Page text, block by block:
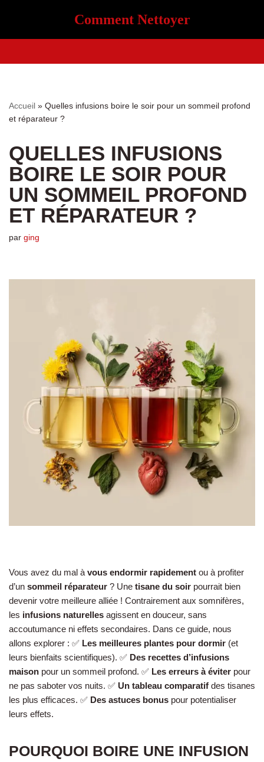
Comment Nettoyer
Accueil » Quelles infusions boire le soir pour un sommeil profond
et réparateur ?
QUELLES INFUSIONS
BOIRE LE SOIR POUR
UN SOMMEIL PROFOND
ET RÉPARATEUR ?
par ging
Vous avez du mal à vous endormir rapidement ou à profiter
d’un sommeil réparateur ? Une tisane du soir pourrait bien
devenir votre meilleure alliée ! Contrairement aux somnifères,
les infusions naturelles agissent en douceur, sans
accoutumance ni effets secondaires. Dans ce guide, nous
allons explorer : ✅ Les meilleures plantes pour dormir (et
leurs bienfaits scientifiques). ✅ Des recettes d’infusions
maison pour un sommeil profond. ✅ Les erreurs à éviter pour
ne pas saboter vos nuits. ✅ Un tableau comparatif des tisanes
les plus efficaces. ✅ Des astuces bonus pour potentialiser
leurs effets.
POURQUOI BOIRE UNE INFUSION